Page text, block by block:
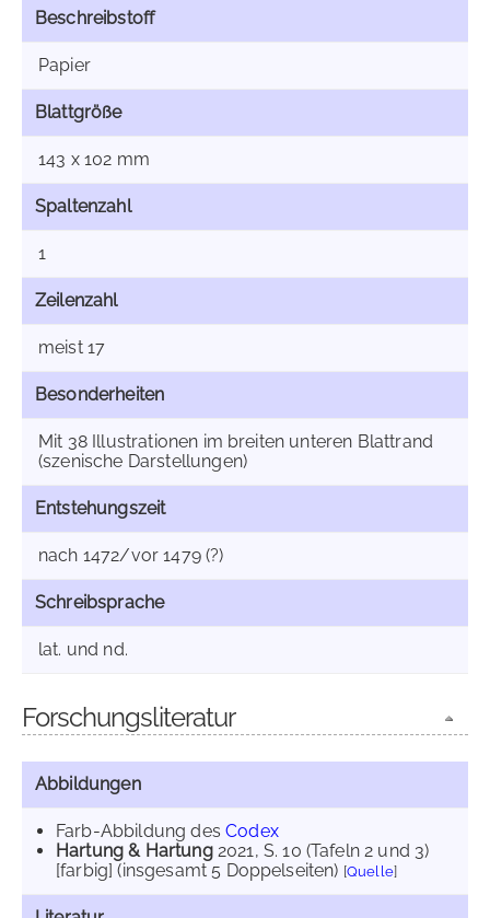
Beschreibstoff
Papier
Blattgröße
143 x 102 mm
Spaltenzahl
1
Zeilenzahl
meist 17
Besonderheiten
Mit 38 Illustrationen im breiten unteren Blattrand
(szenische Darstellungen)
Entstehungszeit
nach 1472/vor 1479 (?)
Schreibsprache
lat. und nd.
Forschungsliteratur
Abbildungen
Farb-Abbildung desCodex
Hartung & Hartung2021, S. 10 (Tafeln 2 und 3)
[farbig] (insgesamt 5 Doppelseiten) [Quelle]